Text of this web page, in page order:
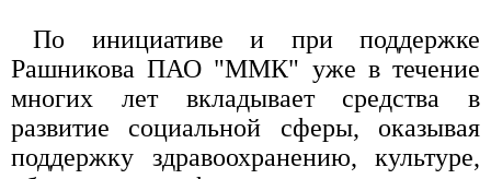
По инициативе и при поддержке
Рашникова ПАО "ММК" уже в течение
многих лет вкладывает средства в
развитие социальной сферы, оказывая
поддержку здравоохранению, культуре,